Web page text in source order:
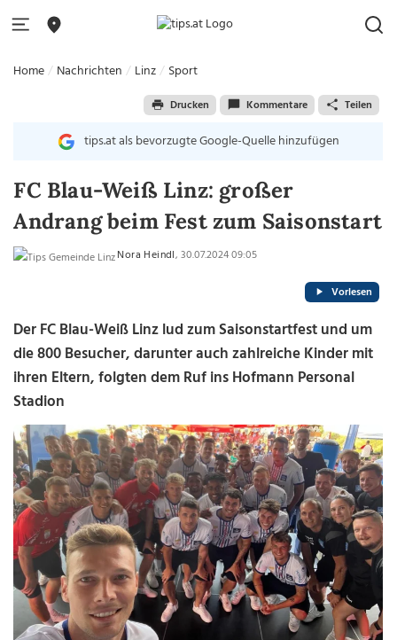
Home Nachrichten Linz Sport
Drucken Kommentare Teilen
tips.at als bevorzugte Google-Quelle hinzufügen
FC Blau-Weiß Linz: großer
Andrang beim Fest zum Saisonstart
Nora Heindl, 30.07.2024 09:05
Vorlesen
Der FC Blau-Weiß Linz lud zum Saisonstartfest und um
die 800 Besucher, darunter auch zahlreiche Kinder mit
ihren Eltern, folgten dem Ruf ins Hofmann Personal
Stadion